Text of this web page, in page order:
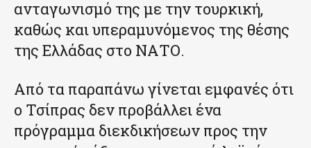
ανταγωνισμό της με την τουρκική,
καθώς και υπεραμυνόμενος της θέσης
της Ελλάδας στο ΝΑΤΟ.
Από τα παραπάνω γίνεται εμφανές ότι
ο Τσίπρας δεν προβάλλει ένα
πρόγραμμα διεκδικήσεων προς την